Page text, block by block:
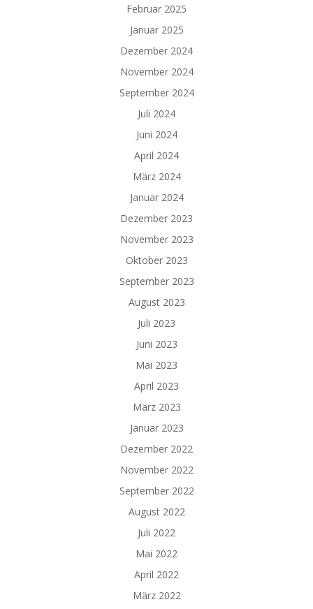
Februar 2025
Januar 2025
Dezember 2024
November 2024
September 2024
Juli 2024
Juni 2024
April 2024
März 2024
Januar 2024
Dezember 2023
November 2023
Oktober 2023
September 2023
August 2023
Juli 2023
Juni 2023
Mai 2023
April 2023
März 2023
Januar 2023
Dezember 2022
November 2022
September 2022
August 2022
Juli 2022
Mai 2022
April 2022
März 2022